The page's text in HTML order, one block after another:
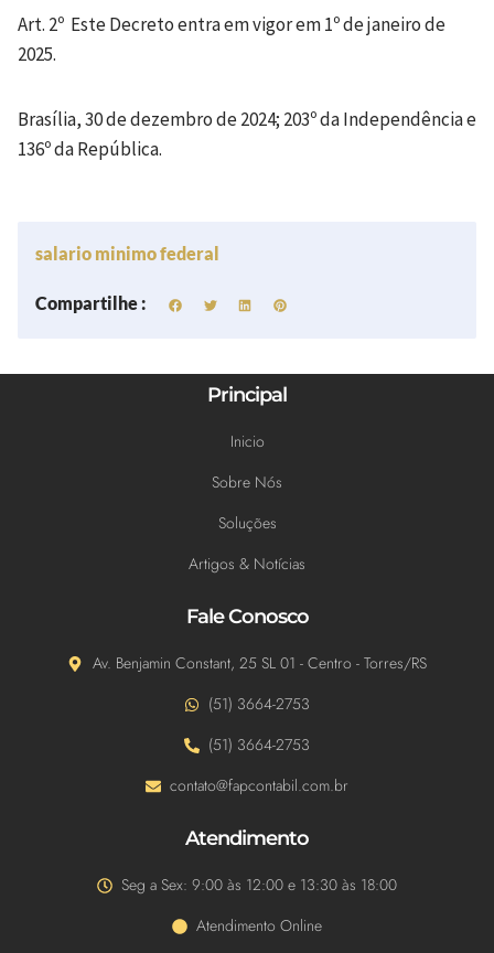
Art. 2º Este Decreto entra em vigor em 1º de janeiro de
2025.
Brasília, 30 de dezembro de 2024; 203º da Independência e
136º da República.
salario minimo federal
Compartilhe :
Principal
Inicio
Sobre Nós
Soluções
Artigos & Notícias
Fale Conosco
Av. Benjamin Constant, 25 SL 01 - Centro - Torres/RS
(51) 3664-2753
(51) 3664-2753
contato@fapcontabil.com.br
Atendimento
Seg a Sex: 9:00 às 12:00 e 13:30 às 18:00
Atendimento Online